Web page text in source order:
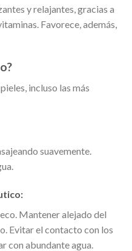
y relajantes, gracias a
Favorece, además,
incluso las más
suavemente.
Mantener alejado del
Evitar el contacto con los
con abundante agua.